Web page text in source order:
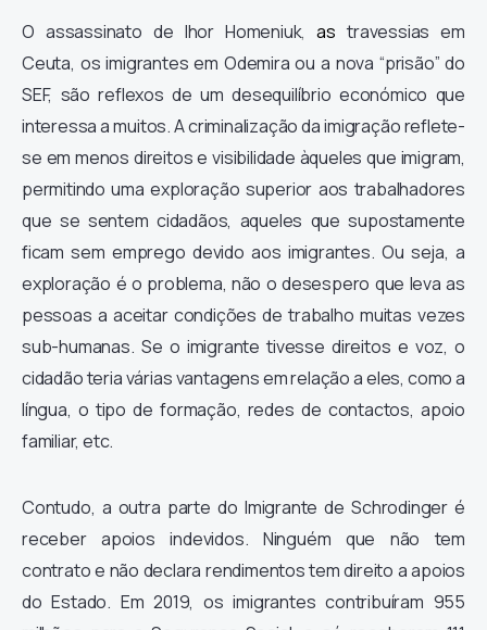
O assassinato de Ihor Homeniuk,as travessias em
Ceuta, os imigrantes em Odemira ou a nova “prisão” do
SEF, são reflexos de um desequilíbrio económico que
interessa a muitos. A criminalização da imigração reflete-
se em menos direitos e visibilidade àqueles que imigram,
permitindo uma exploração superior aos trabalhadores
que se sentem cidadãos, aqueles que supostamente
ficam sem emprego devido aos imigrantes. Ou seja, a
exploração é o problema, não o desespero que leva as
pessoas a aceitar condições de trabalho muitas vezes
sub-humanas. Se o imigrante tivesse direitos e voz, o
cidadão teria várias vantagens em relação a eles, como a
língua, o tipo de formação, redes de contactos, apoio
familiar, etc.
Contudo, a outra parte do Imigrante de Schrodinger é
receber apoios indevidos. Ninguém que não tem
contrato e não declara rendimentos tem direito a apoios
do Estado. Em 2019, os imigrantes contribuíram 955